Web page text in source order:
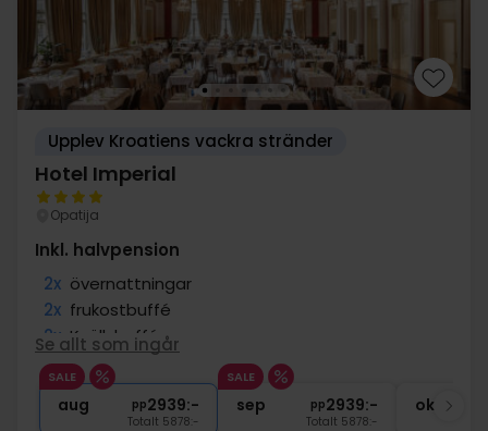
Upplev Kroatiens vackra stränder
Hotel Imperial
Opatija
Inkl. halvpension
2x övernattningar
2x frukostbuffé
2x Kvällsbuffé
1x Kaffe och kaka i Café Strauss
∞ Gratis internet
Se allt som ingår
SALE
aug pp2939:-
Totalt 5878:-
SALE
sep pp2939:-
Totalt 5878:-
okt